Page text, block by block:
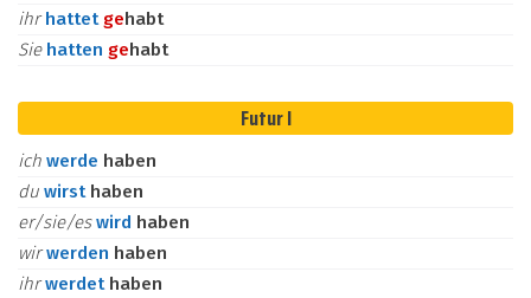
ihrhattet gehabt
Sie hatten gehabt
Futur I
ich werde haben
du wirst haben
er/sie/eswird haben
wirwerden haben
ihrwerdet haben